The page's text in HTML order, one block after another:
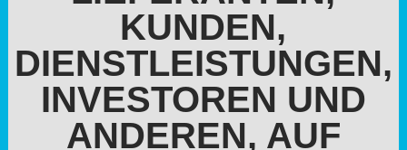
KUNDEN,
DIENSTLEISTUNGEN,
INVESTOREN UND
ANDEREN, AUF